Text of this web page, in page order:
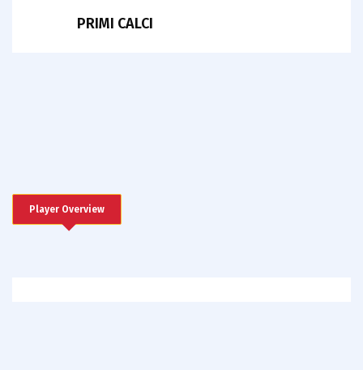
PRIMI CALCI
Player Overview